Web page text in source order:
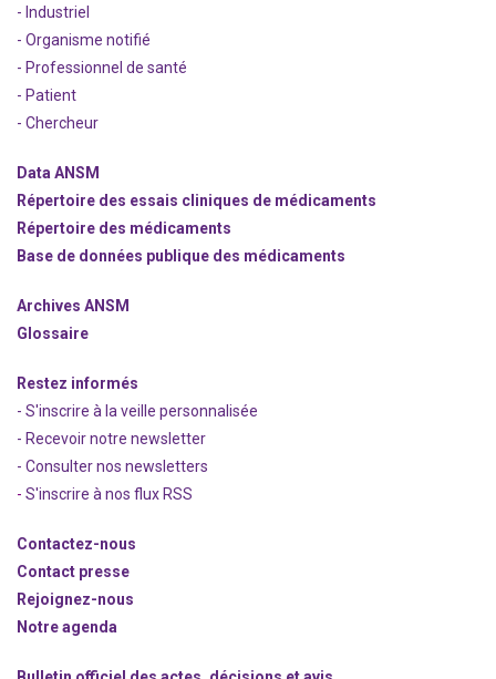
- Industriel
- Organisme notifié
- Professionnel de santé
- Patient
- Chercheur
Data ANSM
Répertoire des essais cliniques de médicaments
Répertoire des médicaments
Base de données publique des médicaments
Archives ANSM
Glossaire
Restez informés
- S'inscrire à la veille personnalisée
- Recevoir notre newsletter
- Consulter nos newsletters
- S'inscrire à nos flux RSS
Contactez-nous
Contact presse
Rejoignez-nous
Notre agenda